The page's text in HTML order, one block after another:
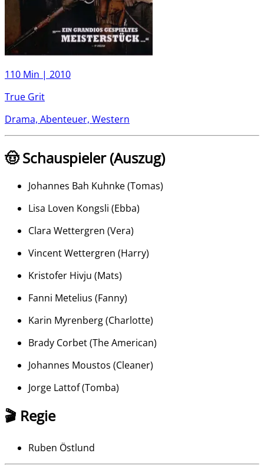
110 Min | 2010
True Grit
Drama, Abenteuer, Western
🤠 Schauspieler (Auszug)
Johannes Bah Kuhnke(Tomas)
Lisa Loven Kongsli (Ebba)
Clara Wettergren (Vera)
Vincent Wettergren (Harry)
Kristofer Hivju (Mats)
Fanni Metelius (Fanny)
Karin Myrenberg(Charlotte)
Brady Corbet(The American)
Johannes Moustos (Cleaner)
Jorge Lattof(Tomba)
🎬 Regie
Ruben Östlund